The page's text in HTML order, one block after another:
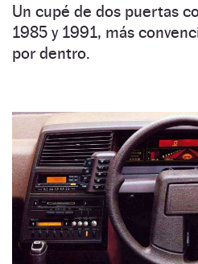
Un cupé de dos puertas
1985 y 1991, más
por dentro.